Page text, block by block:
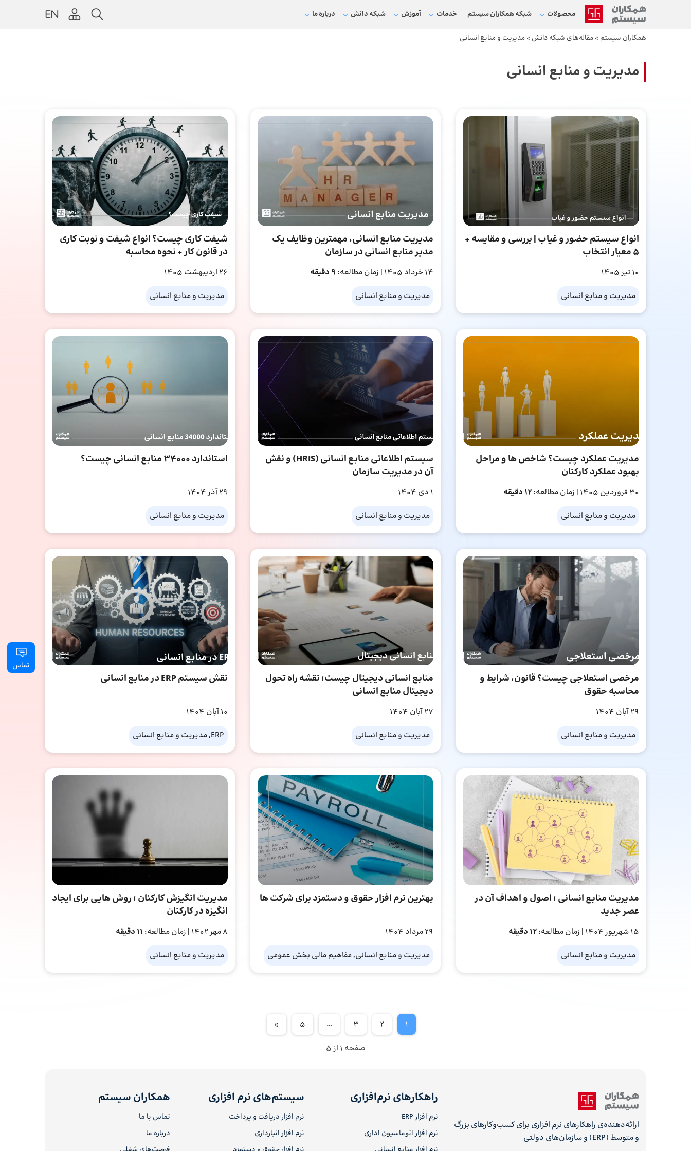
محصولات شبکه‌ همکاران سیستم خدمات آموزش شبکه دانش درباره ما
همکاران سیستم > مقاله‌های شبکه دانش > مدیریت و منابع انسانی
مدیریت و منابع انسانی
انواع سیستم حضور و غیاب | بررسی و مقایسه +
۵ معیار انتخاب
10 تیر 1405
مدیریت و منابع انسانی
مدیریت منابع انسانی، مهمترین وظایف یک
مدیر منابع انسانی در سازمان
14 خرداد 1405 | زمان مطالعه: 9 دقیقه
مدیریت و منابع انسانی
شیفت کاری چیست؟ انواع شیفت و نوبت کاری
در قانون کار + نحوه محاسبه
26 اردیبهشت 1405
مدیریت و منابع انسانی
مدیریت عملکرد چیست؟ شاخص ها و مراحل
بهبود عملکرد کارکنان
30 فروردین 1405 | زمان مطالعه:12 دقیقه
مدیریت و منابع انسانی
سیستم اطلاعاتی منابع انسانی (HRIS) و نقش
آن در مدیریت سازمان
1 دی 1404
مدیریت و منابع انسانی
استاندارد 34000 منابع انسانی چیست؟
29 آذر 1404
مدیریت و منابع انسانی
مرخصی استعلاجی چیست؟ قانون، شرایط و
محاسبه حقوق
29 آبان 1404
مدیریت و منابع انسانی
منابع انسانی دیجیتال چیست؛ نقشه راه تحول
دیجیتال منابع انسانی
27 آبان 1404
مدیریت و منابع انسانی
نقش سیستم ERP در منابع انسانی
10 آبان 1404
ERP, مدیریت و منابع انسانی
مدیریت منابع انسانی ؛ اصول و اهداف آن در
عصر جدید
15 شهریور 1404 | زمان مطالعه:12 دقیقه
مدیریت و منابع انسانی
بهترین نرم افزار حقوق و دستمزد برای شرکت ها
29 مرداد 1404
مدیریت و منابع انسانی, مفاهیم مالی بخش عمومی
مدیریت انگیزش کارکنان ؛ روش هایی برای ایجاد
انگیزه در کارکنان
8 مهر 1402 | زمان مطالعه: 11 دقیقه
مدیریت و منابع انسانی
1
2
3
…
5
»
صفحه 1 از 5
ارائه‌دهنده‌ی راهکارهای نرم افزاری برای کسب‌وکارهای بزرگ
و متوسط (ERP) و سازمان‌های دولتی
راهکارهای نرم‌افزاری
نرم افزار ERP
نرم افزار اتوماسیون اداری
سیستم‌های نرم افزاری
نرم افزار دریافت و پرداخت
نرم افزار انبارداری
همکاران سیستم
تماس با ما
درباره ما
تماس